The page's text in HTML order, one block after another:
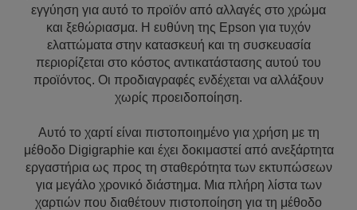
εγγύηση για αυτό το προϊόν από αλλαγές στο χρώμα
και ξεθώριασμα. Η ευθύνη της Epson για τυχόν
ελαττώματα στην κατασκευή και τη συσκευασία
περιορίζεται στο κόστος αντικατάστασης αυτού του
προϊόντος. Οι προδιαγραφές ενδέχεται να αλλάξουν
χωρίς προειδοποίηση.
Αυτό το χαρτί είναι πιστοποιημένο για χρήση με τη
μέθοδο Digigraphie και έχει δοκιμαστεί από ανεξάρτητα
εργαστήρια ως προς τη σταθερότητα των εκτυπώσεων
για μεγάλο χρονικό διάστημα. Μια πλήρη λίστα των
χαρτιών που διαθέτουν πιστοποίηση για τη μέθοδο